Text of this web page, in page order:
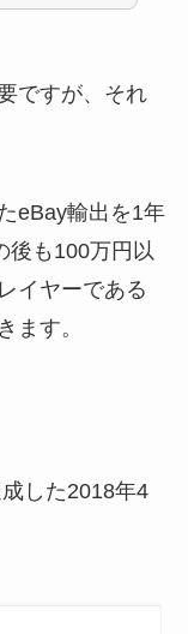
ですが、それ
eBay輸出を1年
後も100万円以
イヤーである
ます。
した2018年4